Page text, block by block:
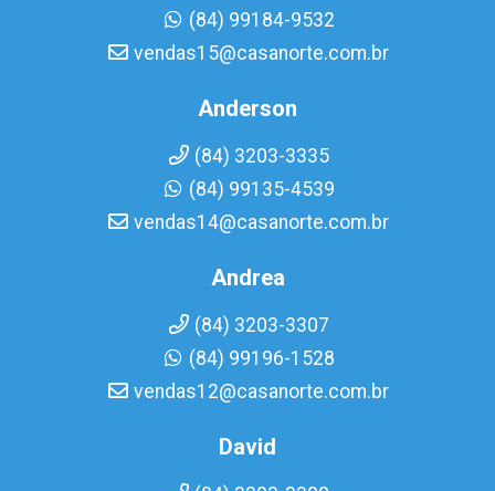
(84) 99184-9532
vendas15@casanorte.com.br
Anderson
(84) 3203-3335
(84) 99135-4539
vendas14@casanorte.com.br
Andrea
(84) 3203-3307
(84) 99196-1528
vendas12@casanorte.com.br
David